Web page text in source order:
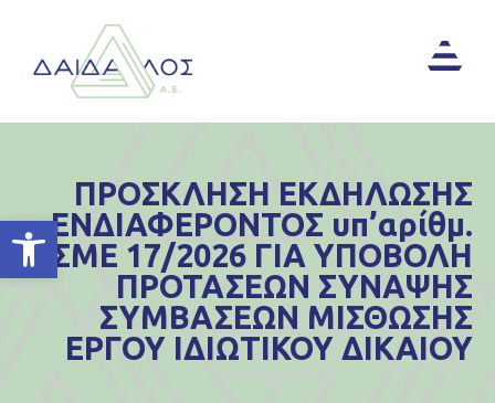
Ανοίξτε τη γραμμή εργαλείων
ΠΡΟΣΚΛΗΣΗ ΕΚΔΗΛΩΣΗΣ
ΕΝΔΙΑΦΕΡΟΝΤΟΣ υπ’αρίθμ.
ΣΜΕ 17/2026 ΓΙΑ ΥΠΟΒΟΛΗ
ΠΡΟΤΑΣΕΩΝ ΣΥΝΑΨΗΣ
ΣΥΜΒΑΣΕΩΝ ΜΙΣΘΩΣΗΣ
ΕΡΓΟΥ ΙΔΙΩΤΙΚΟΥ ΔΙΚΑΙΟΥ